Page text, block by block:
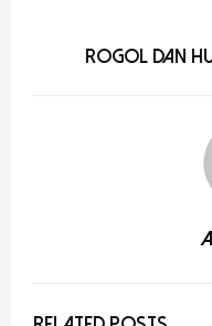
ROGOL DAN